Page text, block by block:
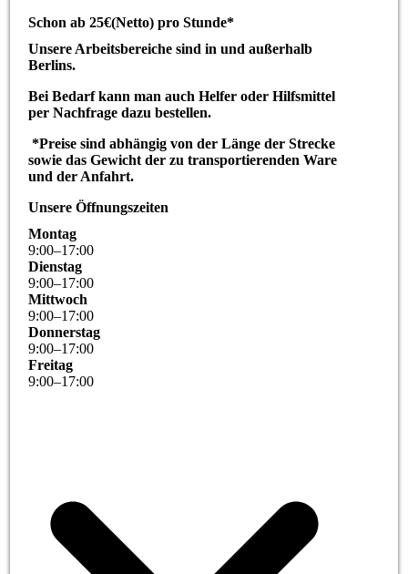
Schon ab 25€(Netto) pro Stunde*
Unsere Arbeitsbereiche sind in und außerhalb
Berlins.
Bei Bedarf kann man auch Helfer oder Hilfsmittel
per Nachfrage dazu bestellen.
*Preise sind abhängig von der Länge der Strecke
sowie das Gewicht der zu transportierenden Ware
und der Anfahrt.
Unsere Öffnungszeiten
Montag
9:00–17:00
Dienstag
9:00–17:00
Mittwoch
9:00–17:00
Donnerstag
9:00–17:00
Freitag
9:00–17:00